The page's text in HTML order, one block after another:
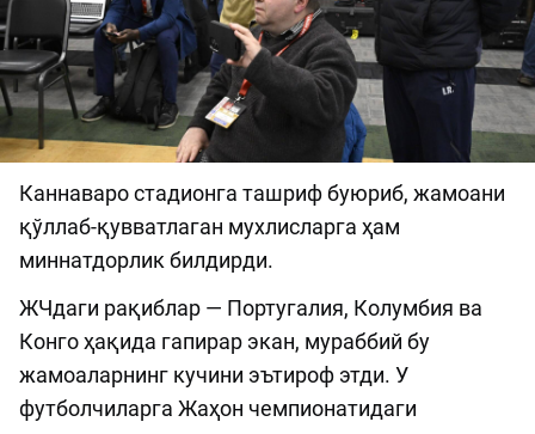
Каннаваро стадионга ташриф буюриб, жамоани
қўллаб-қувватлаган мухлисларга ҳам
миннатдорлик билдирди.
ЖЧдаги рақиблар — Португалия, Колумбия ва
Конго ҳақида гапирар экан, мураббий бу
жамоаларнинг кучини эътироф этди. У
футболчиларга Жаҳон чемпионатидаги